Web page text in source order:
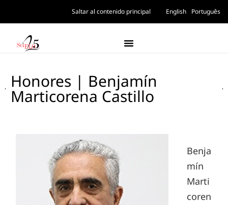
Saltar al contenido principal English Português
Honores | Benjamín
Marticorena Castillo
Benja
mín
Marti
coren